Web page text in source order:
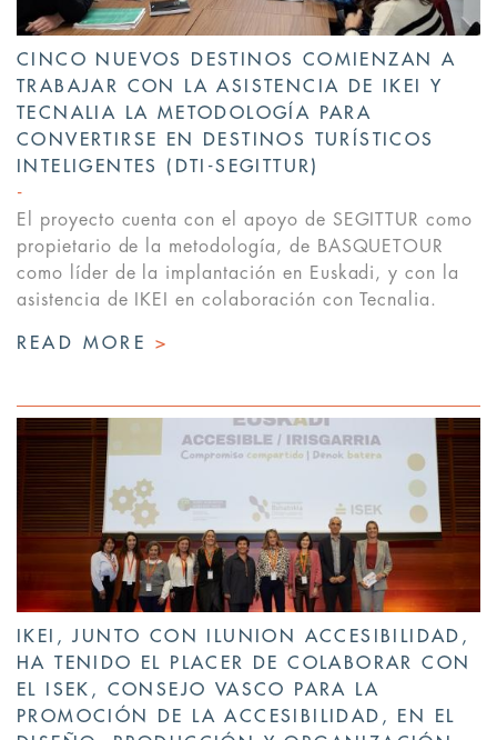
CINCO NUEVOS DESTINOS COMIENZAN A
TRABAJAR CON LA ASISTENCIA DE IKEI Y
TECNALIA LA METODOLOGÍA PARA
CONVERTIRSE EN DESTINOS TURÍSTICOS
INTELIGENTES (DTI-SEGITTUR)
El proyecto cuenta con el apoyo de SEGITTUR como
propietario de la metodología, de BASQUETOUR
como líder de la implantación en Euskadi, y con la
asistencia de IKEI en colaboración con Tecnalia.
READ MORE >
IKEI, JUNTO CON ILUNION ACCESIBILIDAD,
HA TENIDO EL PLACER DE COLABORAR CON
EL ISEK, CONSEJO VASCO PARA LA
PROMOCIÓN DE LA ACCESIBILIDAD, EN EL